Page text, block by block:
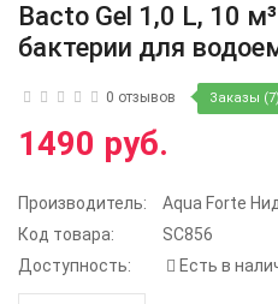
Bacto Gel 1,0 L, 10
бактерии для
0 отзывов Заказы (7)
1490 руб.
Производитель:
Aqua Forte
Код товара:
SC856
Доступность:
Есть в